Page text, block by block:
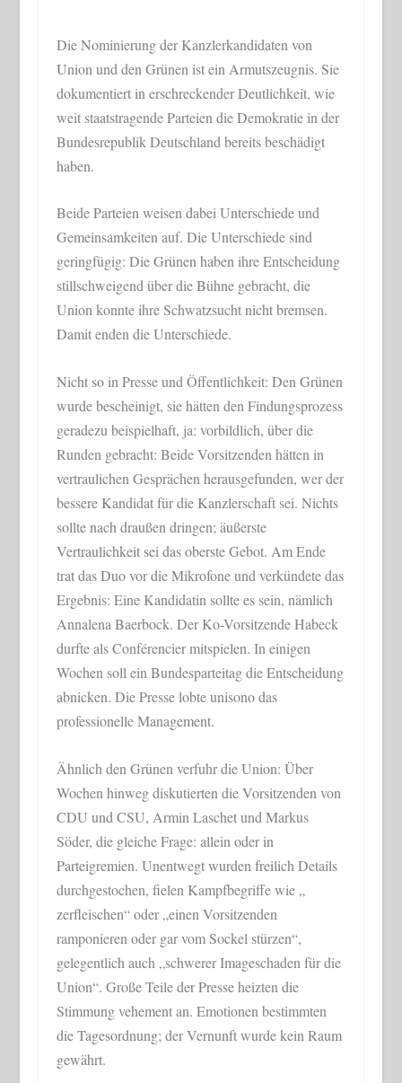
Die Nominierung der Kanzlerkandidaten von
Union und den Grünen ist ein Armutszeugnis. Sie
dokumentiert in erschreckender Deutlichkeit, wie
weit staatstragende Parteien die Demokratie in der
Bundesrepublik Deutschland bereits beschädigt
haben.
Beide Parteien weisen dabei Unterschiede und
Gemeinsamkeiten auf. Die Unterschiede sind
geringfügig: Die Grünen haben ihre Entscheidung
stillschweigend über die Bühne gebracht, die
Union konnte ihre Schwatzsucht nicht bremsen.
Damit enden die Unterschiede.
Nicht so in Presse und Öffentlichkeit: Den Grünen
wurde bescheinigt, sie hätten den Findungsprozess
geradezu beispielhaft, ja: vorbildlich, über die
Runden gebracht: Beide Vorsitzenden hätten in
vertraulichen Gesprächen herausgefunden, wer der
bessere Kandidat für die Kanzlerschaft sei. Nichts
sollte nach draußen dringen; äußerste
Vertraulichkeit sei das oberste Gebot. Am Ende
trat das Duo vor die Mikrofone und verkündete das
Ergebnis: Eine Kandidatin sollte es sein, nämlich
Annalena Baerbock. Der Ko-Vorsitzende Habeck
durfte als Conférencier mitspielen. In einigen
Wochen soll ein Bundesparteitag die Entscheidung
abnicken. Die Presse lobte unisono das
professionelle Management.
Ähnlich den Grünen verfuhr die Union: Über
Wochen hinweg diskutierten die Vorsitzenden von
CDU und CSU, Armin Laschet und Markus
Söder, die gleiche Frage: allein oder in
Parteigremien. Unentwegt wurden freilich Details
durchgestochen, fielen Kampfbegriffe wie „
zerfleischen“ oder „einen Vorsitzenden
ramponieren oder gar vom Sockel stürzen“,
gelegentlich auch „schwerer Imageschaden für die
Union“. Große Teile der Presse heizten die
Stimmung vehement an. Emotionen bestimmten
die Tagesordnung; der Vernunft wurde kein Raum
gewährt.